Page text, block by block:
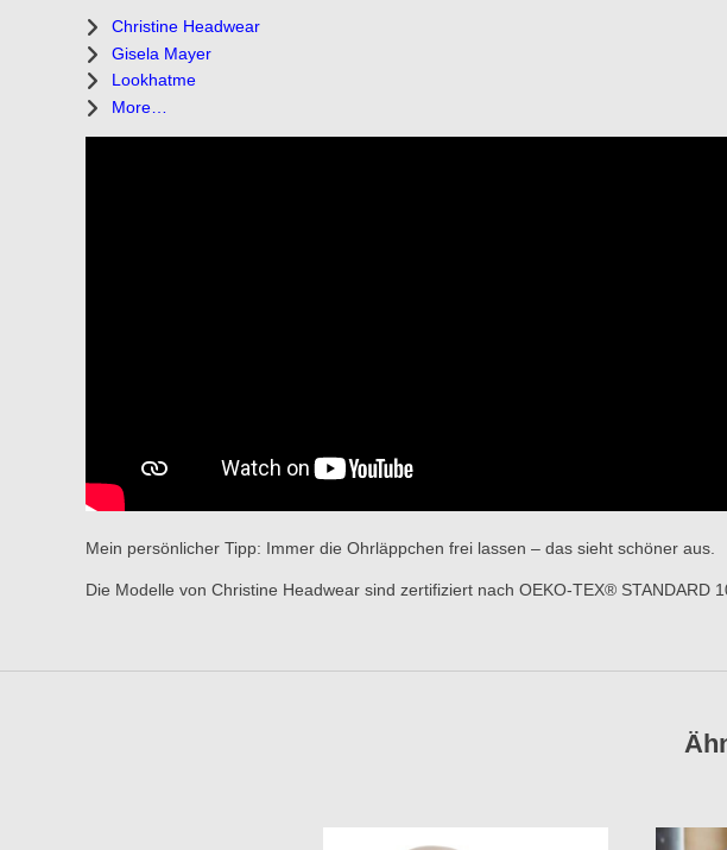
Christine Headwear
Gisela Mayer
Lookhatme
More…
Mein persönlicher Tipp: Immer die Ohrläppchen frei lassen – das sieht schöner aus.
Die Modelle von Christine Headwear sind zertifiziert nach OEKO-TEX® STANDARD